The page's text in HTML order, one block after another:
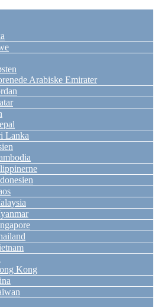
Arabiske Emirater
Lanka
Kong